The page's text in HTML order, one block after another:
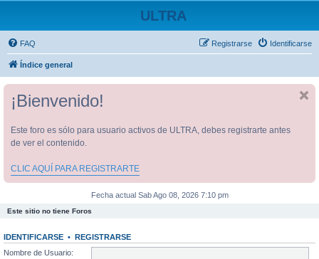
ULTRA
FAQ Identificarse
Registrarse
Índice general
¡Bienvenido!
Este foro es sólo para usuario activos de ULTRA, debes registrarte antes
de ver el contenido.
CLIC AQUÍ PARA REGISTRARTE
Fecha actual Sab Ago 08, 2026 7:10 pm
Este sitio no tiene Foros
IDENTIFICARSE • REGISTRARSE
Nombre de Usuario: